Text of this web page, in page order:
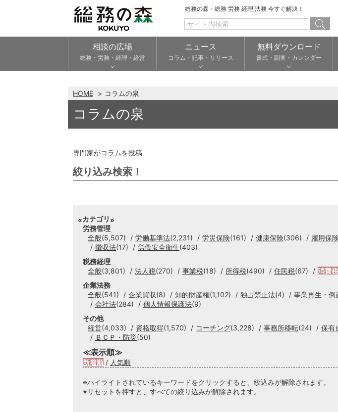
総務の森 - 総務 労務 経理 法務 今すぐ解決！
相談の広場
総務・労務・経理・経営
ニュース
コラム・記事・リリース
無料ダウンロード
書式・調査・カレンダー
HOME コラムの泉
コラムの泉
専門家がコラムを投稿
絞り込み検索！
カテゴリ
労務管理
全般(5,507) 労働基準法(2,231) 労災保険(161) 健康保険(306) 雇用保
徴収法(17) 労働安全衛生(403)
税務経理
全般(3,801) 法人税(270) 事業税(18) 所得税(490) 住民税(67) 消費税
企業法務
全般(541) 企業買収(8) 知的財産権(1,102) 独占禁止法(4) 事業再生・倒
会社法(284) 個人情報保護法(9)
その他
経営(4,033) 資格取得(1,570) コーチング(3,228) 事務所移転(24) 保有
ＢＣＰ・防災(50)
≪表示順≫
新着順 / 人気順
※ハイライトされているキーワードをクリックすると、絞込みが解除されます。
※リセットを押すと、すべての絞り込みが解除されます。